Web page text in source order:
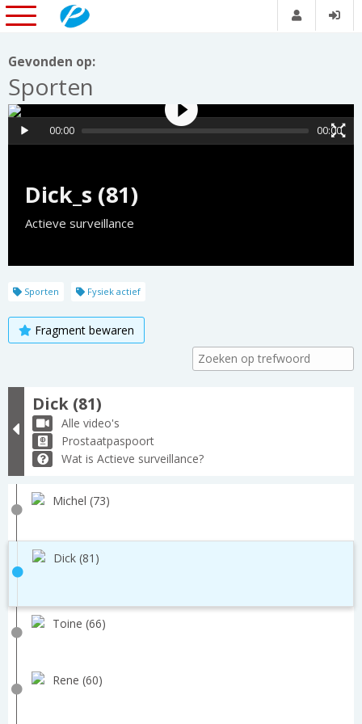
Gevonden op:
Sporten
Dick_s (81)
Actieve surveillance
00:00 00:00
Sporten Fysiek actief
Fragment bewaren
Dick (81)
Alle video's
Prostaatpaspoort
Wat is Actieve surveillance?
Michel (73)
Dick (81)
Toine (66)
Rene (60)